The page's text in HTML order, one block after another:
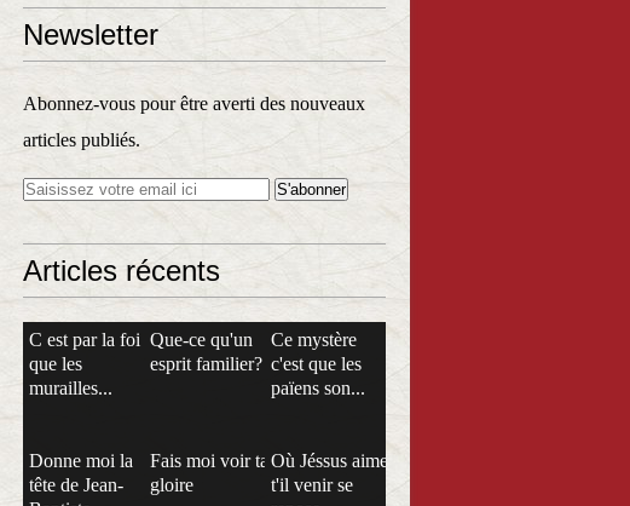
Newsletter
Abonnez-vous pour être averti des nouveaux
articles publiés.
Articles récents
C est par la foi
que les
murailles...
Que-ce qu'un
esprit familier?
Ce mystère
c'est que les
païens son...
Donne moi la
tête de Jean-
Fais moi voir ta
gloire
Où Jéssus aime
t'il venir se